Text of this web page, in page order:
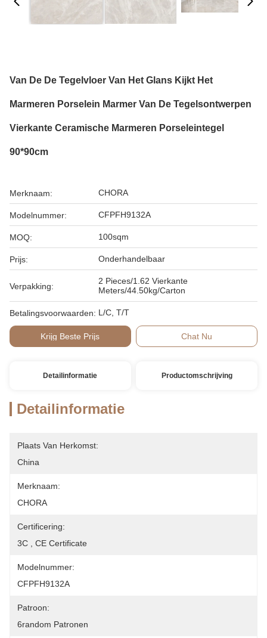
Van De De Tegelvloer Van Het Glans Kijkt Het
Marmeren Porselein Marmer Van De Tegelsontwerpen
Vierkante Ceramische Marmeren Porseleintegel
90*90cm
Merknaam: CHORA
Modelnummer: CFPFH9132A
MOQ: 100sqm
Prijs: Onderhandelbaar
Verpakking:
2 Pieces/1.62 Vierkante
Meters/44.50kg/Carton
Betalingsvoorwaarden: L/C, T/T
Krijg Beste Prijs Chat Nu
Detailinformatie Productomschrijving
Detailinformatie
Plaats Van Herkomst:
China
Merknaam:
CHORA
Certificering:
3C , CE Certificate
Modelnummer:
CFPFH9132A
Patroon:
6random Patronen